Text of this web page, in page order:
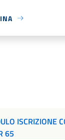
ISCRIZIONE
65